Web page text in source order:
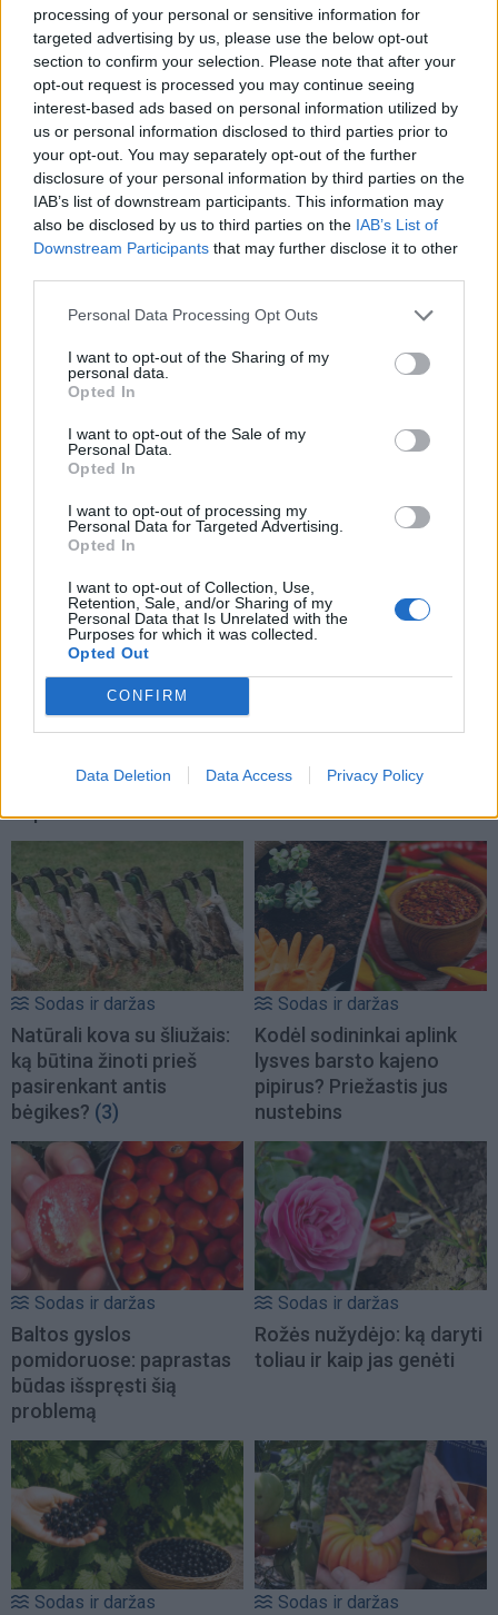
processing of your personal or sensitive information for
targeted advertising by us, please use the below opt-out
section to confirm your selection. Please note that after your
opt-out request is processed you may continue seeing
interest-based ads based on personal information utilized by
us or personal information disclosed to third parties prior to
your opt-out. You may separately opt-out of the further
disclosure of your personal information by third parties on the
IAB’s list of downstream participants. This information may
also be disclosed by us to third parties on the IAB’s List of
Downstream Participants that may further disclose it to other
Personal Data Processing Opt Outs
I want to opt-out of the Sharing of my
personal data.
Opted In
I want to opt-out of the Sale of my
Personal Data.
Opted In
I want to opt-out of processing my
Personal Data for Targeted Advertising.
Opted In
I want to opt-out of Collection, Use,
Retention, Sale, and/or Sharing of my
Personal Data that Is Unrelated with the
Purposes for which it was collected.
Opted Out
CONFIRM
Data Deletion Data Access Privacy Policy
Sutinku sutaisyklėmis
This site is protected by
reCAPTCHA and the Google
Privacy Policyand
Terms of
Serviceapply.
TAIP PAT SKAITYKITE
Sodas ir daržas
Laistyti ar ne: kaip
prižiūrėti pomidorus per
karščius, kad
neprarastumėte derliaus
Pelių ir žiurkių baubas:
kas graužikus gąsdina
labiau nei nuodai(4)
Sodas ir daržas
Natūrali kova su šliužais:
ką būtina žinoti prieš
pasirenkant antis
bėgikes? (3)
Sodas ir daržas
Kodėl sodininkai aplink
lysves barsto kajeno
pipirus? Priežastis jus
nustebins
Sodas ir daržas
Baltos gyslos
pomidoruose: paprastas
būdas išspręsti šią
problemą
Sodas ir daržas
Rožės nužydėjo: ką daryti
toliau ir kaip jas genėti
Sodas ir daržas Sodas ir daržas